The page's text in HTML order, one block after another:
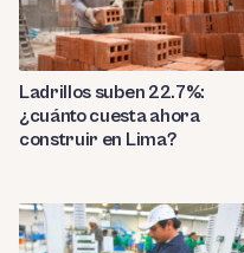
Ladrillos suben 22.7%:
¿cuánto cuesta ahora
construir en Lima?